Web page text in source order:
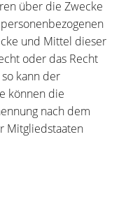
über die Zwecke
und Mittel dieser
oder das Recht
kann der
können die
nach dem
Mitgliedstaaten